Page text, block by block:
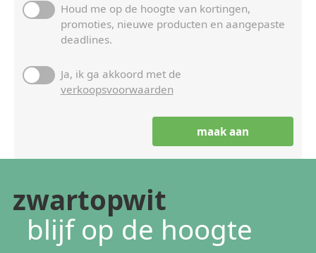
Houd me op de hoogte van kortingen,
promoties, nieuwe producten en aangepaste
deadlines.
Ja, ik ga akkoord met de
verkoopsvoorwaarden
zwartopwit
blijf op de hoogte